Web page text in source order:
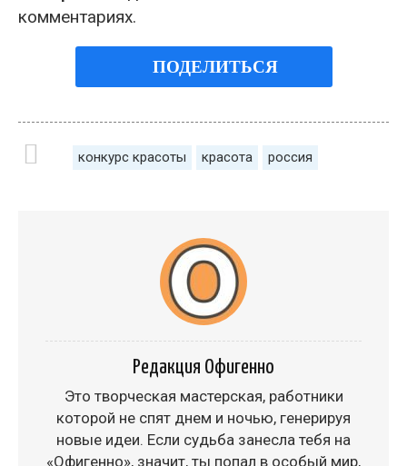
комментариях.
ПОДЕЛИТЬСЯ
конкурс красоты красота россия
Редакция Офигенно
Это творческая мастерская, работники
которой не спят днем и ночью, генерируя
новые идеи. Если судьба занесла тебя на
«Офигенно», значит, ты попал в особый мир,